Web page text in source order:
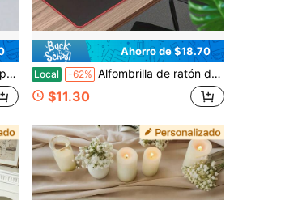
Ahorro de $18.70
Local -62% Alfombrilla de ratón de aniversario linda con fuentes e imágenes de alta definición, personalización minimalista dibujada a mano, alfombrilla de ratón de dibujos animados personalizable, disponible en tamaños específicos Tamaño del producto 16 * 36 pulgadas (40 * 90 centímetros)
$11.30